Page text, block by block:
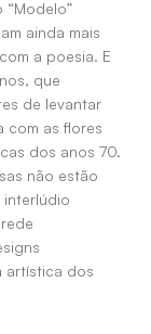
ainda mais
a poesia. E
que
de levantar
com as flores
dos anos 70.
não estão
interlúdio
artística dos